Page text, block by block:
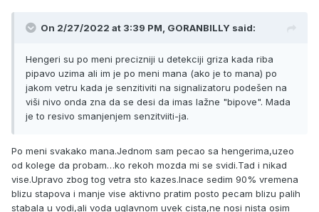
On 2/27/2022 at 3:39 PM, GORANBILLY said:
Hengeri su po meni precizniji u detekciji griza kada riba
pipavo uzima ali im je po meni mana (ako je to mana) po
jakom vetru kada je senzitiviti na signalizatoru podešen na
viši nivo onda zna da se desi da imas lažne "bipove". Mada
je to resivo smanjenjem senzitviiti-ja.
Po meni svakako mana.Jednom sam pecao sa hengerima,uzeo
od kolege da probam…ko rekoh mozda mi se svidi.Tad i nikad
vise.Upravo zbog tog vetra sto kazes.Inace sedim 90% vremena
blizu stapova i manje vise aktivno pratim posto pecam blizu palih
stabala u vodi,ali voda uglavnom uvek cista,ne nosi nista osim